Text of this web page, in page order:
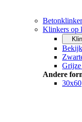
Klinkers op
Andere
30x60